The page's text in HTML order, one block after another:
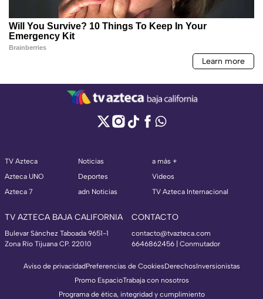
TV Azteca
Azteca UNO
Azteca 7
Noticias
Deportes
adn Noticias
a más +
Videos
TV Azteca Internacional
TV AZTECA BAJA CALIFORNIA
Bulevar Sánchez Taboada 9651-1
Zona Río Tijuana CP. 22010
CONTACTO
contacto@tvazteca.com
6646862456 | Conmutador
Aviso de privacidadPreferencias de CookiesDerechosInversionistas
Promo EspacioTrabaja con nosotros
Programa de ética, integridad y cumplimiento